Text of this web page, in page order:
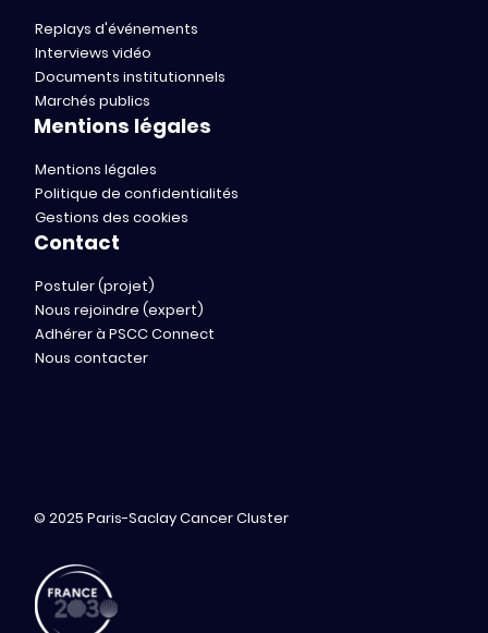
Replays d'événements
Interviews vidéo
Documents institutionnels
Marchés publics
Mentions légales
Mentions légales
Politique de confidentialités
Gestions des cookies
Contact
Postuler (projet)
Nous rejoindre (expert)
Adhérer à PSCC Connect
Nous contacter
© 2025 Paris-Saclay Cancer Cluster